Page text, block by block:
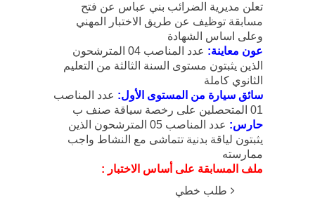
تعلن مديرية الضرائب بني عباس عن فتح
مسابقة توظيف عن طريق الاختبار المهني
وعلى اساس الشهادة
عون معاينة:
عدد المناصب 04 المترشحون
الذين يثبتون مستوى السنة الثالثة من التعليم
الثانوي كاملة
سائق سيارة من المستوى الأول: عدد المناصب
01 المتحصلين على رخصة سياقة صنف ب
حارس:
عدد المناصب 05 المترشحون الذين
يثبتون لياقة بدنية تتماشى مع النشاط واجب
ممارسته
ملف المسابقة على أساس الاختبار :
طلب خطي